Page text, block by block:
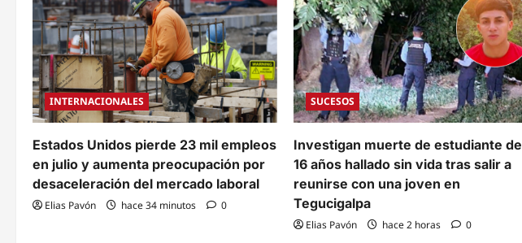
INTERNACIONALES
Estados Unidos pierde 23 mil empleos
en julio y aumenta preocupación por
desaceleración del mercado laboral
Elias Pavón hace 34 minutos 0
SUCESOS
Investigan muerte de estudiante de
16 años hallado sin vida tras salir a
reunirse con una joven en
Tegucigalpa
Elias Pavón hace 2 horas 0